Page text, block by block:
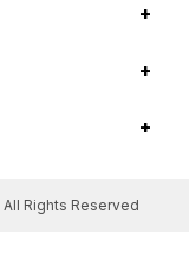
+
+
+
All Rights Reserved